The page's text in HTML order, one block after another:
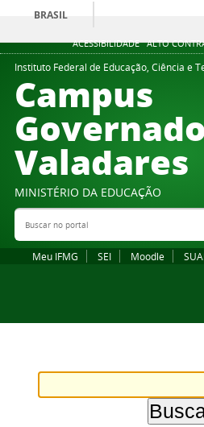
ACESSIBILIDADE ALTO
BRASIL
Instituto Federal de Educação, Ciência e
Campus
Valadares
MINISTÉRIO DA EDUCAÇÃO
Buscar no portal
Meu IFMG SEI Moodle